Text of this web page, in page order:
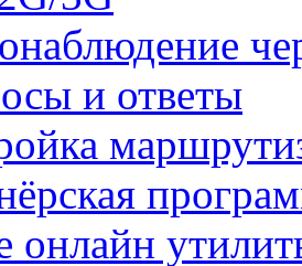
и ответы
онлайн